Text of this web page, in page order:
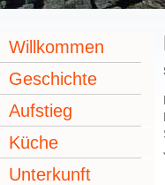
Willkommen
Geschichte
Aufstieg
Küche
Unterkunft